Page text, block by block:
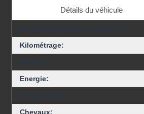
Détails du véhicule
Kilométrage:
Energie:
Chevaux: